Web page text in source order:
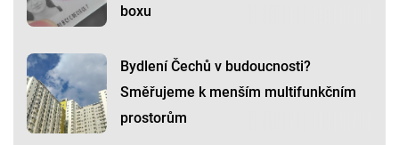
boxu
Bydlení Čechů v budoucnosti?
Směřujeme k menším multifunkčním
prostorům